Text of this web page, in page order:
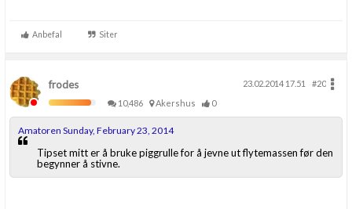
Anbefal Siter
frodes 23.02.2014 17.51
#20
10,486
Akershus 0
Amatoren Sunday, February 23, 2014
Tipset mitt er å bruke piggrulle for å jevne ut flytemassen før den
begynner å stivne.